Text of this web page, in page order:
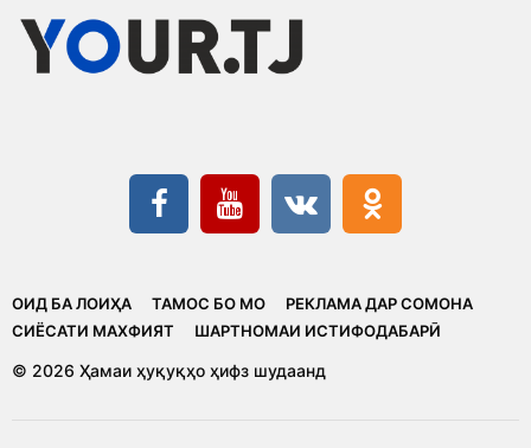
ОИД БА ЛОИҲА ТАМОС БО МО
РЕКЛАМА ДАР СОМОНА
CИЁСАТИ МАХФИЯТ
ШАРТНОМАИ ИСТИФОДАБАРӢ
© 2026 Ҳамаи ҳуқуқҳо ҳифз шудаанд